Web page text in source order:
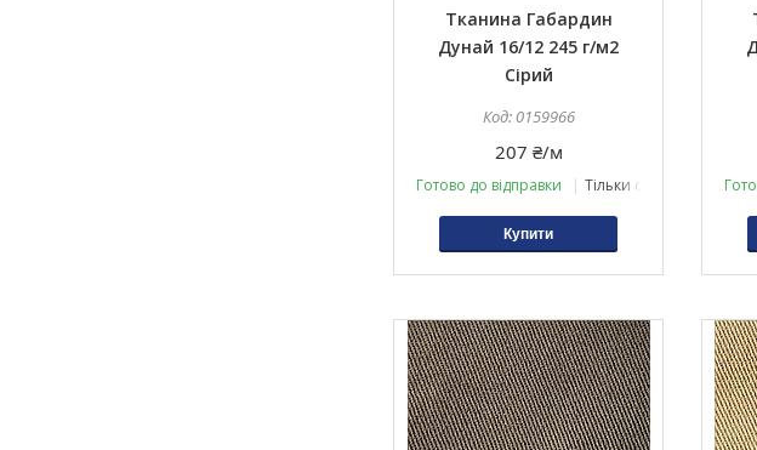
Тканина Габардин
Дунай 16/12 245 г/м2
Сірий
0159966
207 ₴/м
Готово до відправки Тільки оптом
Купити